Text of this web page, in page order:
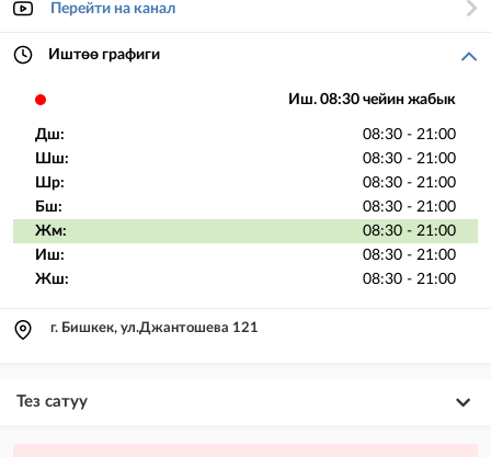
Перейти на канал
Иштөө графиги
Иш. 08:30 чейин жабык
Дш:
08:30 - 21:00
Шш:
08:30 - 21:00
Шр:
08:30 - 21:00
Бш:
08:30 - 21:00
Жм:
08:30 - 21:00
Иш:
08:30 - 21:00
Жш:
08:30 - 21:00
г. Бишкек, ул.Джантошева 121
Тез сатуу